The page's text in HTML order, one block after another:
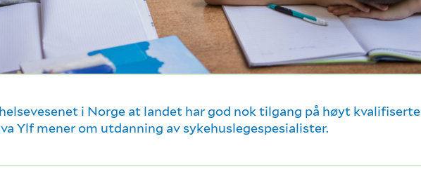
i Norge at landet har god nok tilgang på høyt kvalifiserte
Ylf mener om utdanning av sykehuslegespesialister.